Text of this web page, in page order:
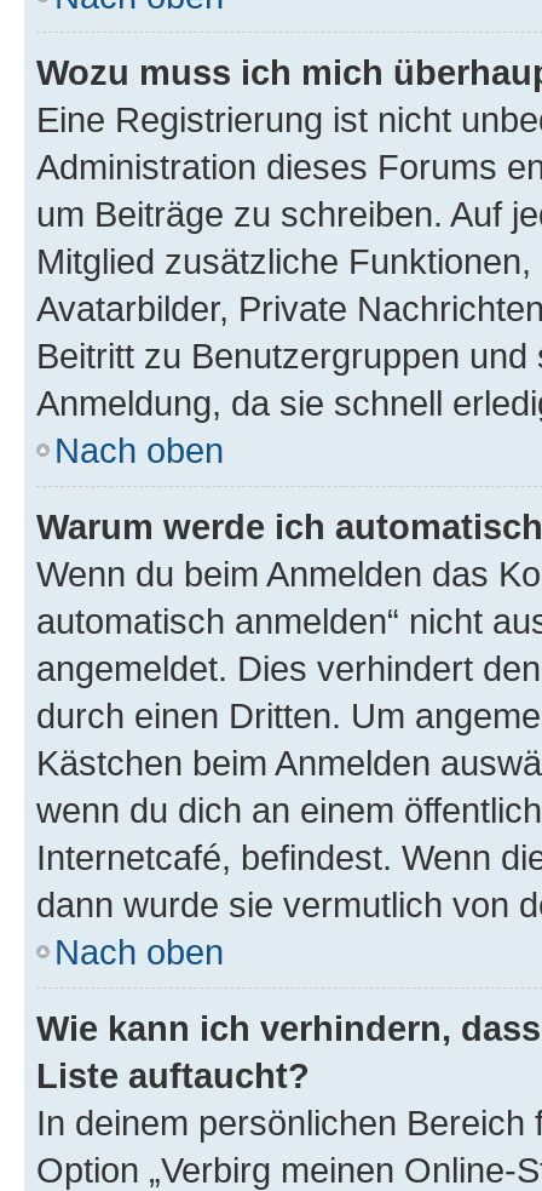
Wozu muss ich mich
Eine Registrierung ist nicht
Administration dieses Forums
um Beiträge zu schreiben. Auf
Mitglied zusätzliche
Avatarbilder, Private
Beitritt zu Benutzergruppen
Anmeldung, da sie schnell
Nach oben
Warum werde ich
Wenn du beim Anmelden das
automatisch anmelden“ nicht
angemeldet. Dies verhindert
durch einen Dritten. Um
Kästchen beim Anmelden
wenn du dich an einem
Internetcafé, befindest. Wenn
dann wurde sie vermutlich von
Nach oben
Wie kann ich verhindern,
Liste auftaucht?
In deinem persönlichen
Option „Verbirg meinen Online-